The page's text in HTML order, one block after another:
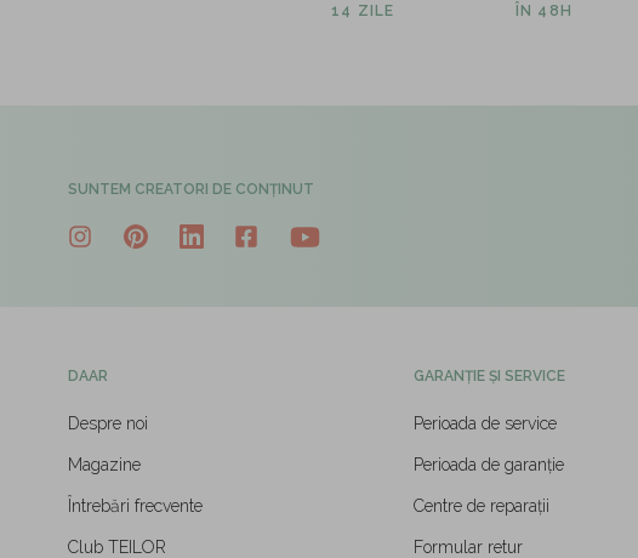
14 ZILE
ÎN 48H
SUNTEM CREATORI DE CONȚINUT
DAAR
Despre noi
Magazine
Întrebări frecvente
Club TEILOR
GARANȚIE ȘI SERVICE
Perioada de service
Perioada de garanție
Centre de reparații
Formular retur